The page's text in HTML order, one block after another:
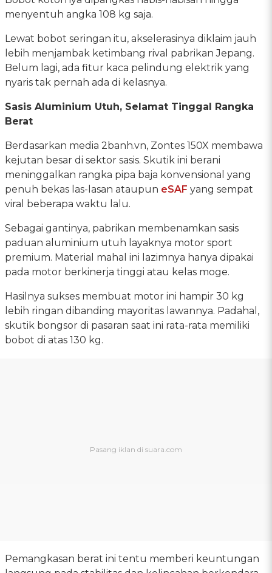
menyentuh angka 108 kg saja.
Lewat bobot seringan itu, akselerasinya diklaim jauh
lebih menjambak ketimbang rival pabrikan Jepang.
Belum lagi, ada fitur kaca pelindung elektrik yang
nyaris tak pernah ada di kelasnya.
Sasis Aluminium Utuh, Selamat Tinggal Rangka
Berat
Berdasarkan media 2banh.vn, Zontes 150X membawa
kejutan besar di sektor sasis. Skutik ini berani
meninggalkan rangka pipa baja konvensional yang
penuh bekas las-lasan ataupun eSAF yang sempat
viral beberapa waktu lalu.
Sebagai gantinya, pabrikan membenamkan sasis
paduan aluminium utuh layaknya motor sport
premium. Material mahal ini lazimnya hanya dipakai
pada motor berkinerja tinggi atau kelas moge.
Hasilnya sukses membuat motor ini hampir 30 kg
lebih ringan dibanding mayoritas lawannya. Padahal,
skutik bongsor di pasaran saat ini rata-rata memiliki
bobot di atas 130 kg.
Pemangkasan berat ini tentu memberi keuntungan